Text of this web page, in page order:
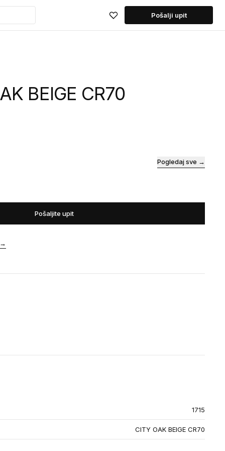
Pošalji upit
BEIGE CR70
Pogledaj sve →
Pošaljite upit
1715
CITY OAK BEIGE CR70